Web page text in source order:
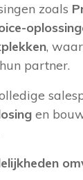
zoals
,
partner.
en